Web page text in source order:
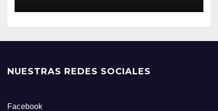
NUESTRAS REDES SOCIALES
Facebook